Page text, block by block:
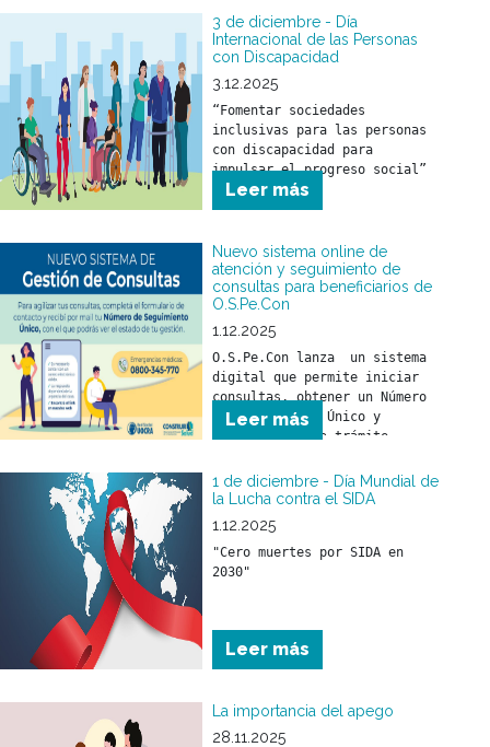
3 de diciembre - Día
Internacional de las Personas
con Discapacidad
3.12.2025
“Fomentar sociedades
inclusivas para las personas
con discapacidad para
impulsar el progreso social”
Leer más
Nuevo sistema online de
atención y seguimiento de
consultas para beneficiarios de
O.S.Pe.Con
1.12.2025
O.S.Pe.Con lanza  un sistema
digital que permite iniciar
consultas, obtener un Número
de Seguimiento Único y
monitorear cada trámite
transparencia y mejor
atención para todos los
Leer más
1 de diciembre - Día Mundial de
la Lucha contra el SIDA
1.12.2025
"Cero muertes por SIDA en
2030"
Leer más
La importancia del apego
28.11.2025